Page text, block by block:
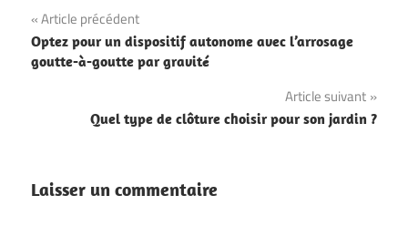
Navigation
de
Article précédent
Optez pour un dispositif autonome avec l’arrosage
goutte-à-goutte par gravité
Article suivant
Quel type de clôture choisir pour son jardin ?
Laisser un commentaire